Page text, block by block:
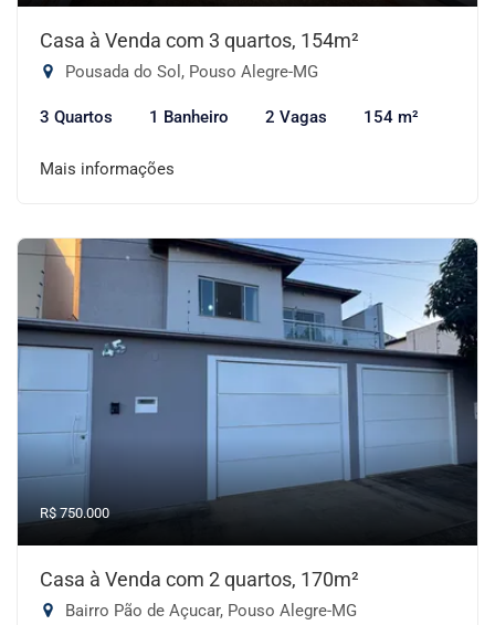
Casa à Venda com 3 quartos, 154m²
Pousada do Sol, Pouso Alegre-MG
3 Quartos 1 Banheiro 2 Vagas 154 m²
Mais informações
R$ 750.000
Casa à Venda com 2 quartos, 170m²
Bairro Pão de Açucar, Pouso Alegre-MG